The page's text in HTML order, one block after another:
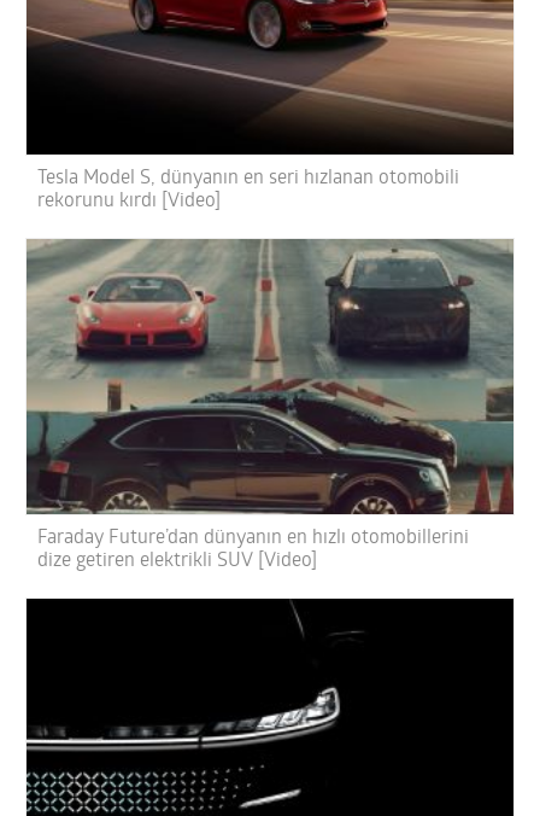
Tesla Model S, dünyanın en seri hızlanan otomobili
rekorunu kırdı [Video]
Faraday Future’dan dünyanın en hızlı otomobillerini
dize getiren elektrikli SUV [Video]